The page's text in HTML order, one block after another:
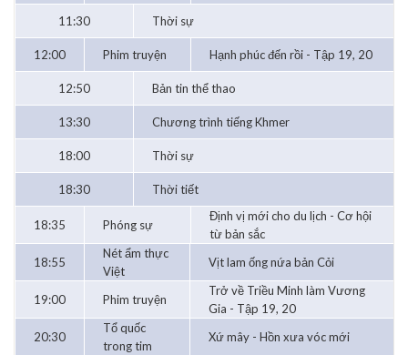
11:30
Thời sự
12:00 Phim truyện Hạnh phúc đến rồi - Tập 19, 20
12:50 Bản tin thể thao
13:30 Chương trình tiếng Khmer
18:00 Thời sự
18:30 Thời tiết
18:35 Phóng sự
Định vị mới cho du lịch - Cơ hội
từ bản sắc
18:55
Nét ẩm thực
Việt
Vịt lam ống nứa bản Cỏi
19:00 Phim truyện
Trở về Triều Minh làm Vương
Gia - Tập 19, 20
20:30
Tổ quốc
trong tim
Xứ mây - Hồn xưa vóc mới